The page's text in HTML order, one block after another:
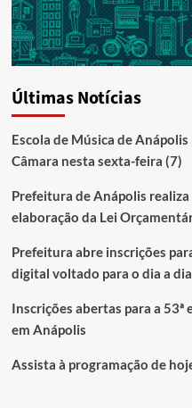
Últimas Notícias
Escola de Música de
Câmara nesta sexta-feira (7)
Prefeitura de Anápolis realiza
elaboração da Lei
Prefeitura abre inscrições
digital voltado para o dia a
Inscrições abertas para a 53ª
em Anápolis
Assista à programação de